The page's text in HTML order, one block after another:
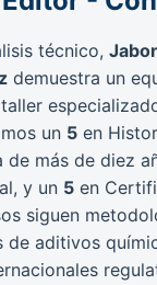
técnico,
demuestra un
un 5 en
de más de diez
y un 5 en
siguen
de aditivos